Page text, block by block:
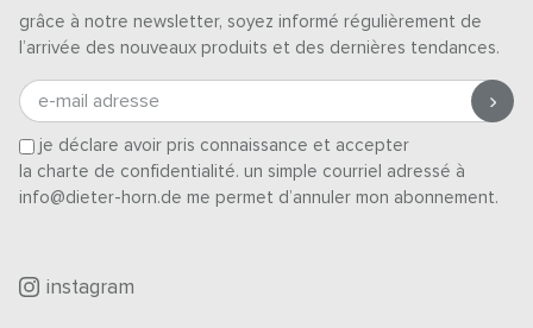
grâce à notre newsletter, soyez informé régulièrement de
l’arrivée des nouveaux produits et des dernières tendances.
e-mail adresse
je déclare avoir pris connaissance et accepter
la charte de confidentialité. un simple courriel adressé à
info@dieter-horn.de me permet d’annuler mon abonnement.
instagram